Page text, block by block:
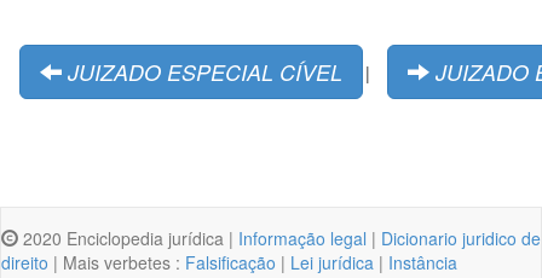
JUIZADO ESPECIAL CÍVEL | JUIZADO
2020 Enciclopedia jurídica | Informação legal | Dicionario juridico de
direito | Mais verbetes : Falsificação | Lei jurídica | Instância